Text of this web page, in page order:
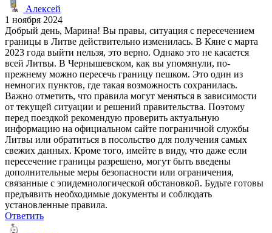
Алексей
1 ноября 2024
Добрый день, Марина! Вы правы, ситуация с пересечением
границы в Литве действительно изменилась. В Кяне с марта
2023 года выйти нельзя, это верно. Однако это не касается
всей Литвы. В Чернышевском, как вы упомянули, по-
прежнему можно пересечь границу пешком. Это один из
немногих пунктов, где такая возможность сохранилась.
Важно отметить, что правила могут меняться в зависимости
от текущей ситуации и решений правительства. Поэтому
перед поездкой рекомендую проверить актуальную
информацию на официальном сайте пограничной службы
Литвы или обратиться в посольство для получения самых
свежих данных. Кроме того, имейте в виду, что даже если
пересечение границы разрешено, могут быть введены
дополнительные меры безопасности или ограничения,
связанные с эпидемиологической обстановкой. Будьте готовы
предъявить необходимые документы и соблюдать
установленные правила.
Ответить